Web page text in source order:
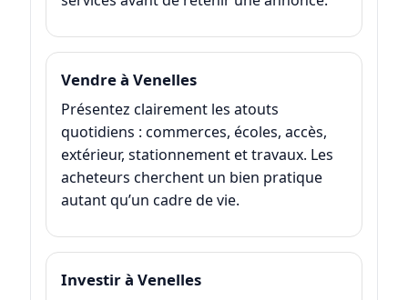
Vendre à Venelles
Présentez clairement les atouts
quotidiens : commerces, écoles, accès,
extérieur, stationnement et travaux. Les
acheteurs cherchent un bien pratique
autant qu’un cadre de vie.
Investir à Venelles